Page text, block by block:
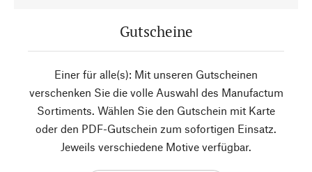
Gutscheine
Einer für alle(s): Mit unseren Gutscheinen
verschenken Sie die volle Auswahl des Manufactum
Sortiments. Wählen Sie den Gutschein mit Karte
oder den PDF-Gutschein zum sofortigen Einsatz.
Jeweils verschiedene Motive verfügbar.